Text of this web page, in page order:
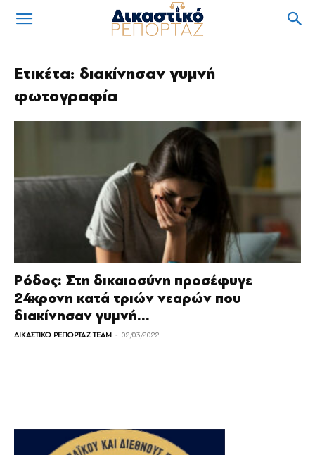
Ετικέτα: διακίνησαν γυμνή
φωτογραφία
Ρόδος: Στη δικαιοσύνη προσέφυγε
24χρονη κατά τριών νεαρών που
διακίνησαν γυμνή...
ΔΙΚΑΣΤΙΚΟ ΡΕΠΟΡΤΑΖ TEAM - 02/03/2022